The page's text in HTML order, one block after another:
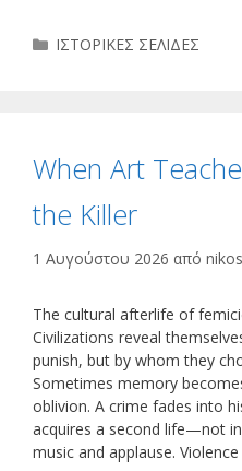
Κατηγορίες
ΙΣΤΟΡΙΚΕΣ ΣΕΛΙΔΕΣ
When Art
the Killer
1 Αυγούστου 2026 από
The cultural afterlife of
Civilizations reveal
punish, but by whom they
Sometimes memory
oblivion. A crime fades into
acquires a second life—not
music and applause.